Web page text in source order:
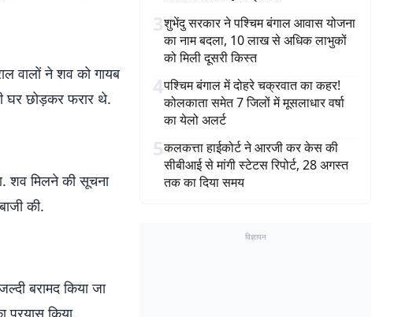
वालों ने शव को गायब
घर छोड़कर फरार थे.
शव मिलने की सूचना
की.
बरामद किया जा
प्रयास किया.
3शुभेंदु सरकार ने पश्चिम बंगाल आवास योजना
का नाम बदला, 10 लाख से अधिक लाभुकों
को मिली दूसरी किस्त
4पश्चिम बंगाल में दोहरे चक्रवात का कहर!
कोलकाता समेत 7 जिलों में मूसलाधार वर्षा
का येलो अलर्ट
5कलकत्ता हाईकोर्ट ने आरजी कर केस की
सीबीआई से मांगी स्टेटस रिपोर्ट, 28 अगस्त
तक का दिया समय
विज्ञापन